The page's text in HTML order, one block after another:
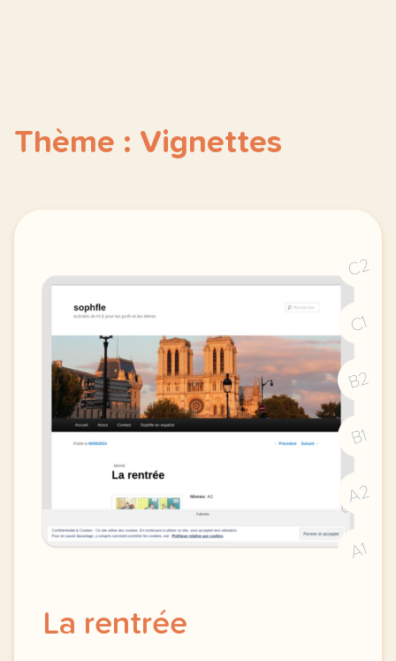
Thème : Vignettes
C2
C1
B2
B1
A2
A1
La rentrée